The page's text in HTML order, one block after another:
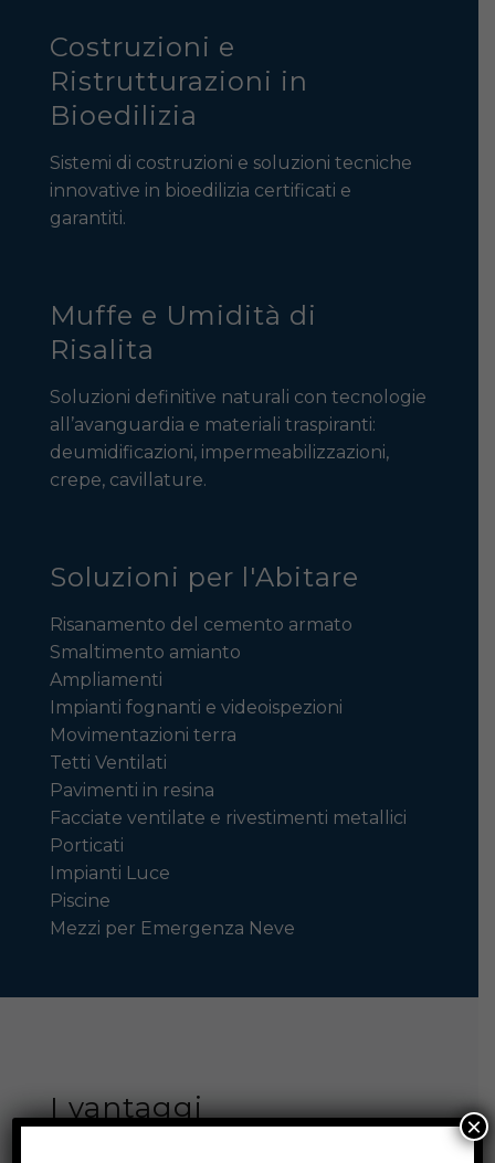
Costruzioni e
Ristrutturazioni in
Bioedilizia
Sistemi di costruzioni e soluzioni tecniche
innovative in bioedilizia certificati e
garantiti.
Muffe e Umidità di
Risalita
Soluzioni definitive naturali con tecnologie
all’avanguardia e materiali traspiranti:
deumidificazioni, impermeabilizzazioni,
crepe, cavillature.
Soluzioni per l'Abitare
Risanamento del cemento armato
Smaltimento amianto
Ampliamenti
Impianti fognanti e videoispezioni
Movimentazioni terra
Tetti Ventilati
Pavimenti in resina
Facciate ventilate e rivestimenti metallici
Porticati
Impianti Luce
Piscine
Mezzi per Emergenza Neve
I vantaggi
×